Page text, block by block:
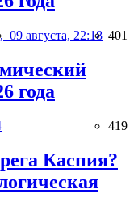
09 августа, 22:18 401
года
419
Каспия?